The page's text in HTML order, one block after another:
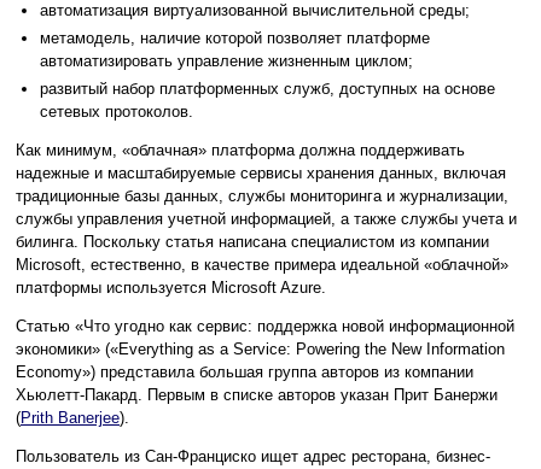
автоматизация виртуализованной вычислительной среды;
метамодель, наличие которой позволяет платформе
автоматизировать управление жизненным циклом;
развитый набор платформенных служб, доступных на основе
сетевых протоколов.
Как минимум, «облачная» платформа должна поддерживать
надежные и масштабируемые сервисы хранения данных, включая
традиционные базы данных, службы мониторинга и журнализации,
службы управления учетной информацией, а также службы учета и
билинга. Поскольку статья написана специалистом из компании
Microsoft, естественно, в качестве примера идеальной «облачной»
платформы используется Microsoft Azure.
Статью «Что угодно как сервис: поддержка новой информационной
экономики» («Everything as a Service: Powering the New Information
Economy») представила большая группа авторов из компании
Хьюлетт-Пакард. Первым в списке авторов указан Прит Банержи
(Prith Banerjee).
Пользователь из Сан-Франциско ищет адрес ресторана, бизнес-